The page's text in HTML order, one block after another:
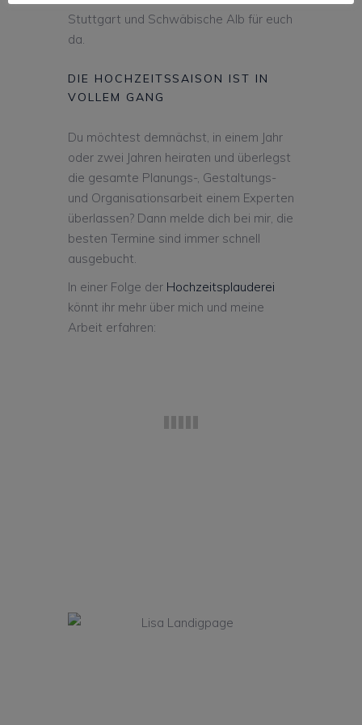
Stuttgart und Schwäbische Alb für euch
da.
DIE HOCHZEITSSAISON IST IN
VOLLEM GANG
Du möchtest demnächst, in einem Jahr
oder zwei Jahren heiraten und überlegst
die gesamte Planungs-, Gestaltungs-
und Organisationsarbeit einem Experten
überlassen? Dann melde dich bei mir, die
besten Termine sind immer schnell
ausgebucht.
In einer Folge der Hochzeitsplauderei
könnt ihr mehr über mich und meine
Arbeit erfahren: